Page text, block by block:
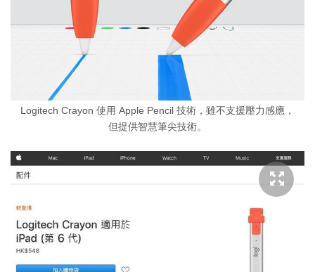
Logitech Crayon 使用 Apple Pencil 技術，雖不支援壓力感應，
但提供智慧筆尖技術。